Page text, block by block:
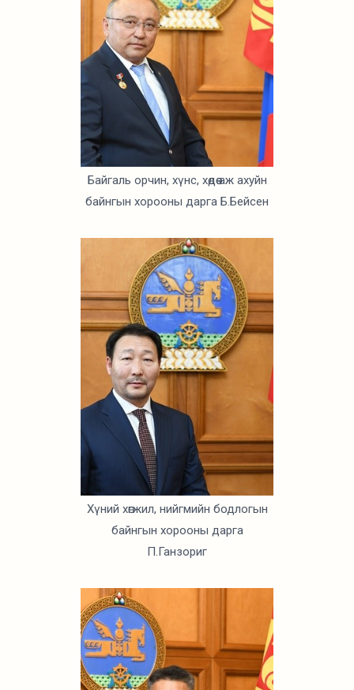
Байгаль орчин, хүнс, хөдөө аж ахуйн
байнгын хорооны дарга Б.Бейсен
Хүний хөгжил, нийгмийн бодлогын
байнгын хорооны дарга
П.Ганзориг